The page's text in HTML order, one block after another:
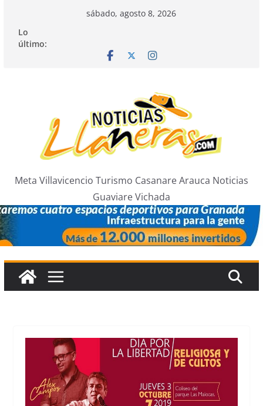
contenido
sábado, agosto 8, 2026
Lo
último:
Meta Villavicencio Turismo Casanare Arauca Noticias
Guaviare Vichada